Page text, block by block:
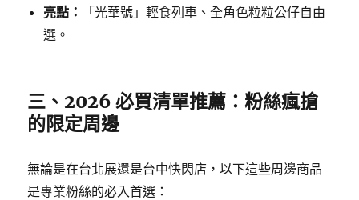
亮點：
「光華號」輕食列車、全角色粒粒公仔自由
選。
三、2026 必買清單推薦：粉絲瘋搶
的限定周邊
無論是在台北展還是台中快閃店，以下這些周邊商品
是專業粉絲的必入首選：